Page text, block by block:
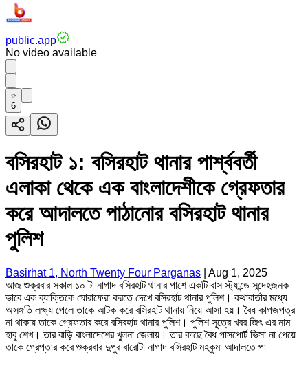
public.app
No video available
6
বসিরহাট ১: বসিরহাট থানার পার্শ্ববর্তী
এলাকা থেকে এক বাংলাদেশীকে গ্রেফতার
করে আদালতে পাঠানোর বসিরহাট থানার
পুলিশ
Basirhat 1, North Twenty Four Parganas
Aug 1, 2025
আজ শুক্রবার সকাল ১০ টা নাগাদ বসিরহাট থানার পাশে একটি বাস স্ট্যান্ডে সন্দেহজনক
ভাবে এক ব্যাক্তিকে ঘোরাফেরা করতে দেখে বসিরহাট থানার পুলিশ। কথাবার্তার মধ্যে
অসঙ্গতি লক্ষ্য পেলে তাকে আটক করে বসিরহাট থানায় নিয়ে আসা হয়। বৈধ কাগজপত্র
না থাকায় তাকে গ্রেফতার করে বসিরহাট থানার পুলিশ। পুলিশ সূত্রে খবর জিৎ এর নাম
হাবু শেখ। তার বাড়ি বাংলাদেশের খুলনা জেলায়। তার কাছে বৈধ পাসপোর্ট ভিসা না পেয়ে
তাকে গ্রেপ্তার করে শুক্রবার দুপুর বারোটা নাগাদ বসিরহাট মহকুমা আদালতে পা